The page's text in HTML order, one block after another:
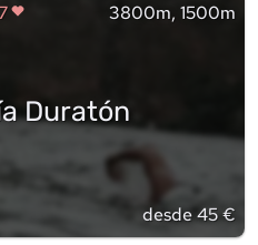
3800m, 1500m
Duratón
desde 45 €